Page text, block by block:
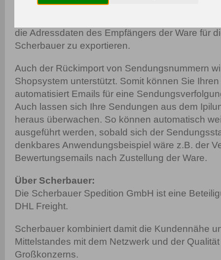
schnell und effizient Ihr tägliches
die Adressdaten des Empfängers der Ware für
Scherbauer zu exportieren.
Auch der Rückimport von Sendungsnummern
Shopsystem unterstützt. Somit können Sie
automatisiert Emails für eine
Auch lassen sich Ihre Sendungen aus dem
heraus überwachen. So können automatisch
ausgeführt werden, sobald sich der
denkbares Anwendungsbeispiel wäre z.B. der
Bewertungsemails nach Zustellung der Ware.
Über Scherbauer:
Die Scherbauer Spedition GmbH ist eine
DHL Freight.
Scherbauer kombiniert damit die Kundennähe
Mittelstandes mit dem Netzwerk und der
Großkonzerns.